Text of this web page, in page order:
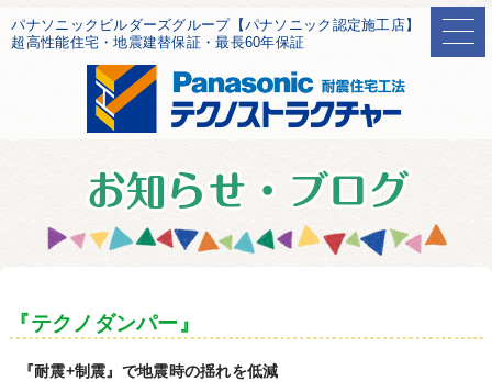
パナソニックビルダーズグループ【パナソニック認定施工店】
超高性能住宅・地震建替保証・最長60年保証
『テクノダンパー』
『耐震+制震』で地震時の揺れを低減